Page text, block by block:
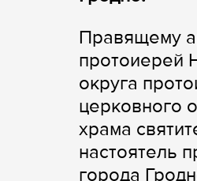
Правящему
протоиерей
округа
церковного
храма
настоятель
города